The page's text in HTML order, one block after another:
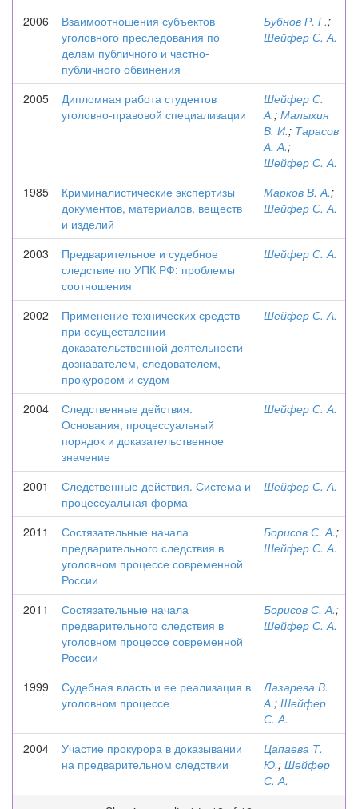
2006
Взаимоотношения субъектов
уголовного преследования по
делам публичного и частно-
публичного обвинения
Бубнов Р. Г.;
Шейфер С. А.
2005
Дипломная работа студентов
уголовно-правовой специализации
Шейфер С.
А.; Малыхин
В. И.; Тарасов
А. А.;
Шейфер С. А.
1985
Криминалистические экспертизы
документов, материалов, веществ
и изделий
Марков В. А.;
Шейфер С. А.
2003
Предварительное и судебное
следствие по УПК РФ: проблемы
соотношения
Шейфер С. А.
2002
Применение технических средств
при осуществлении
доказательственной деятельности
дознавателем, следователем,
прокурором и судом
Шейфер С. А.
2004
Следственные действия.
Основания, процессуальный
порядок и доказательственное
значение
Шейфер С. А.
2001
Следственные действия. Система и
процессуальная форма
Шейфер С. А.
2011
Состязательные начала
предварительного следствия в
уголовном процессе современной
России
Борисов С. А.;
Шейфер С. А.
2011
Состязательные начала
предварительного следствия в
уголовном процессе современной
России
Борисов С. А.;
Шейфер С. А.
1999
Судебная власть и ее реализация в
уголовном процессе
Лазарева В.
А.; Шейфер
С. А.
2004
Участие прокурора в доказывании
на предварительном следствии
Цапаева Т.
Ю.; Шейфер
С. А.